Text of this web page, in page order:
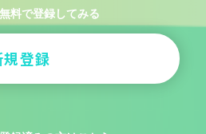
料で登録してみる
規登録